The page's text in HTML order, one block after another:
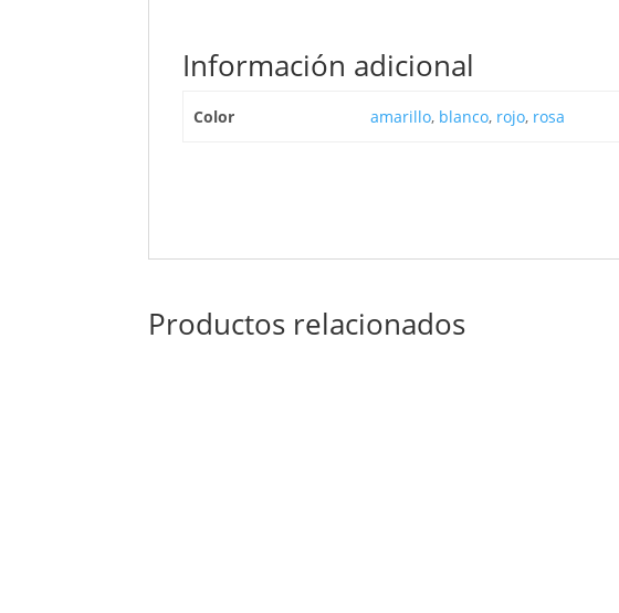
Información adicional
Color amarillo, blanco, rojo, rosa
Productos relacionados